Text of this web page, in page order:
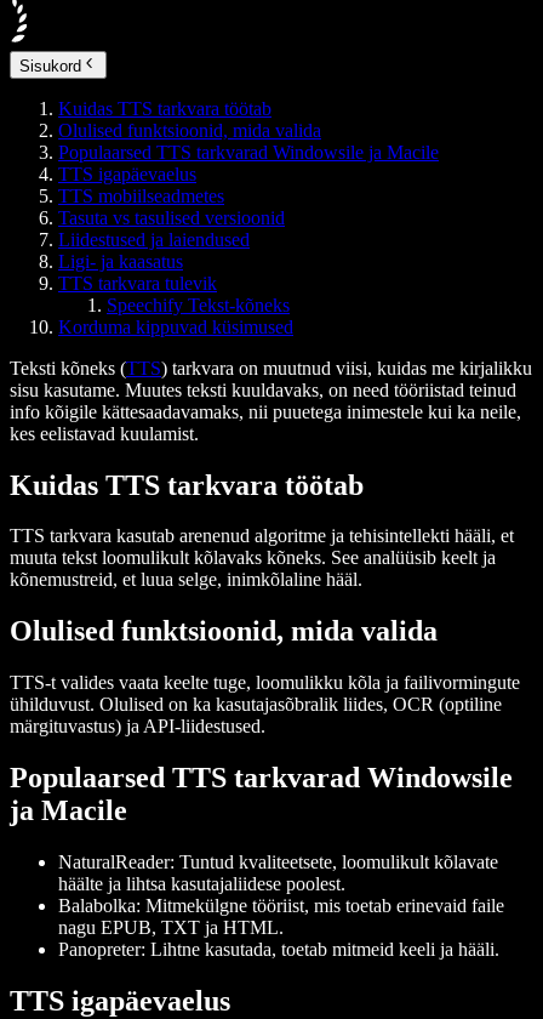
Sisukord
Kuidas TTS tarkvara töötab
Olulised funktsioonid, mida valida
Populaarsed TTS tarkvarad Windowsile ja Macile
TTS igapäevaelus
TTS mobiilseadmetes
Tasuta vs tasulised versioonid
Liidestused ja laiendused
Ligi- ja kaasatus
TTS tarkvara tulevik
Speechify Tekst-kõneks
Korduma kippuvad küsimused
Teksti kõneks (TTS) tarkvara on muutnud viisi, kuidas me kirjalikku
sisu kasutame. Muutes teksti kuuldavaks, on need tööriistad teinud
info kõigile kättesaadavamaks, nii puuetega inimestele kui ka neile,
kes eelistavad kuulamist.
Kuidas TTS tarkvara töötab
TTS tarkvara kasutab arenenud algoritme ja tehisintellekti hääli, et
muuta tekst loomulikult kõlavaks kõneks. See analüüsib keelt ja
kõnemustreid, et luua selge, inimkõlaline hääl.
Olulised funktsioonid, mida valida
TTS-t valides vaata keelte tuge, loomulikku kõla ja failivormingute
ühilduvust. Olulised on ka kasutajasõbralik liides, OCR (optiline
märgituvastus) ja API-liidestused.
Populaarsed TTS tarkvarad Windowsile
ja Macile
NaturalReader: Tuntud kvaliteetsete, loomulikult kõlavate
häälte ja lihtsa kasutajaliidese poolest.
Balabolka: Mitmekülgne tööriist, mis toetab erinevaid faile
nagu EPUB, TXT ja HTML.
Panopreter: Lihtne kasutada, toetab mitmeid keeli ja hääli.
TTS igapäevaelus